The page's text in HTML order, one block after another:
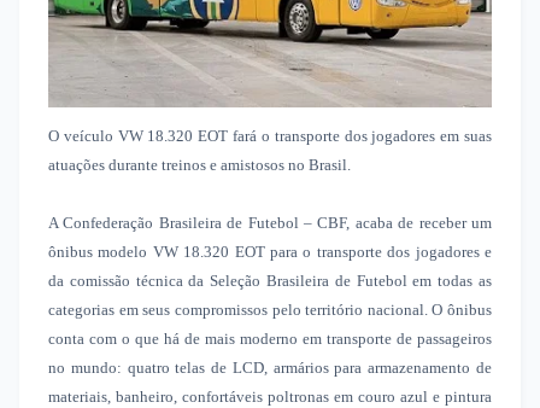
O veículo VW 18.320 EOT fará o transporte dos jogadores em suas
atuações durante treinos e amistosos no Brasil.
A Confederação Brasileira de Futebol – CBF, acaba de receber um
ônibus modelo VW 18.320 EOT para o transporte dos jogadores e
da comissão técnica da Seleção Brasileira de Futebol em todas as
categorias em seus compromissos pelo território nacional. O ônibus
conta com o que há de mais moderno em transporte de passageiros
no mundo: quatro telas de LCD, armários para armazenamento de
materiais, banheiro, confortáveis poltronas em couro azul e pintura